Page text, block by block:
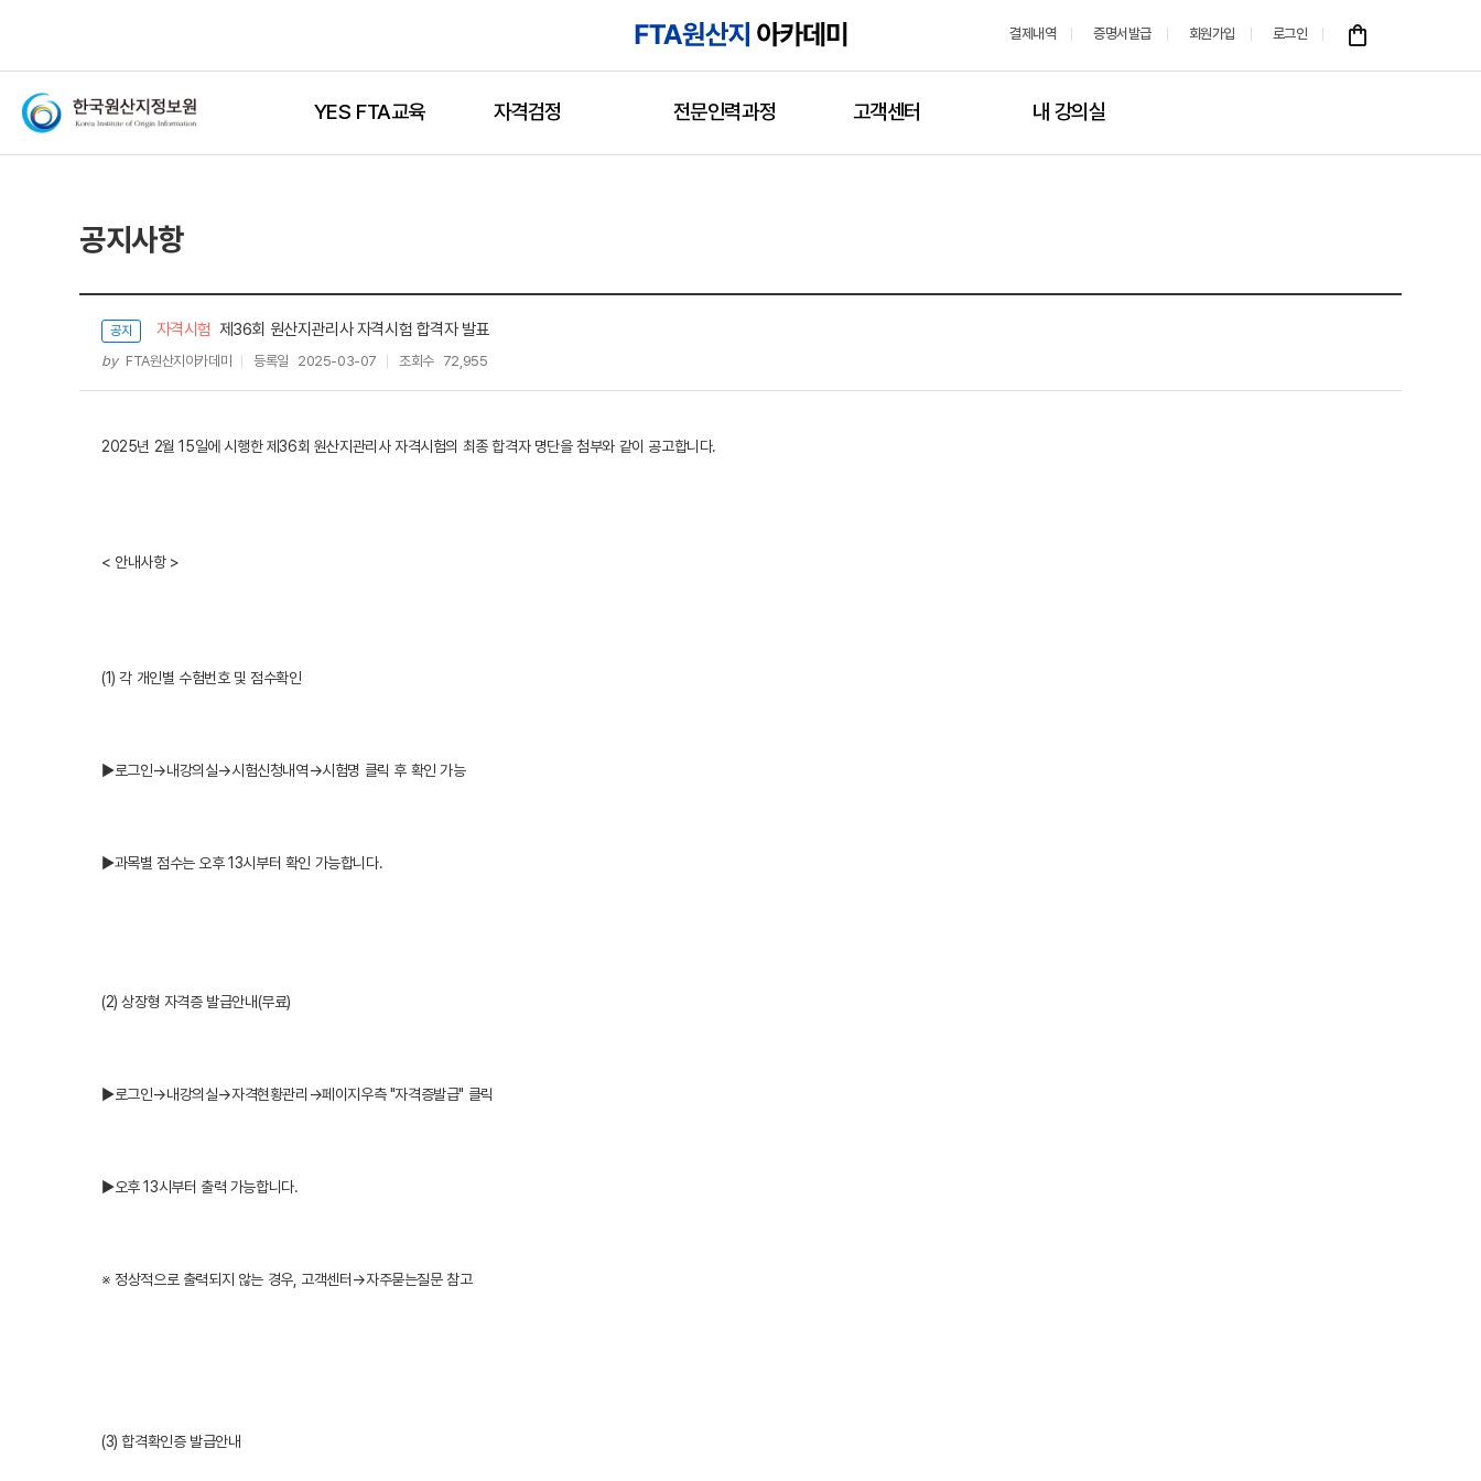
결제내역 증명서발급 회원가입 로그인
YES FTA교육 자격검정 전문인력과정 고객센터 내 강의실
공지사항
공지 자격시험 제36회 원산지관리사 자격시험 합격자 발표
by FTA원산지아카데미 등록일 2025-03-07 조회수 72,955
2025년 2월 15일에 시행한 제36회 원산지관리사 자격시험의 최종 합격자 명단을 첨부와 같이 공고합니다.
< 안내사항 >
(1) 각 개인별 수험번호 및 점수확인
▶로그인→내강의실→시험신청내역→시험명 클릭 후 확인 가능
▶과목별 점수는 오후 13시부터 확인 가능합니다.
(2) 상장형 자격증 발급안내(무료)
▶로그인→내강의실→자격현황관리→페이지우측 "자격증발급" 클릭
▶오후 13시부터 출력 가능합니다.
※ 정상적으로 출력되지 않는 경우, 고객센터→자주묻는질문 참고
(3) 합격확인증 발급안내